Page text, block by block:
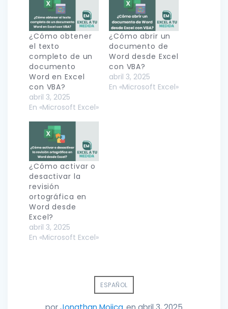
¿Cómo obtener
el texto
completo de un
documento
Word en Excel
con VBA?
abril 3, 2025
En «Microsoft Excel»
¿Cómo abrir un
documento de
Word desde Excel
con VBA?
abril 3, 2025
En «Microsoft Excel»
¿Cómo activar o
desactivar la
revisión
ortográfica en
Word desde
Excel?
abril 3, 2025
En «Microsoft Excel»
ESPAÑOL